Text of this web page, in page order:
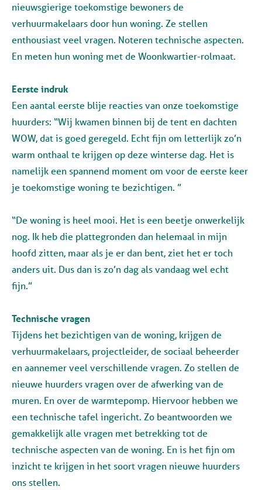
nieuwsgierige toekomstige bewoners de
verhuurmakelaars door hun woning. Ze stellen
enthousiast veel vragen. Noteren technische aspecten.
En meten hun woning met de Woonkwartier-rolmaat.
Eerste indruk
Een aantal eerste blije reacties van onze toekomstige
huurders: “Wij kwamen binnen bij de tent en dachten
WOW, dat is goed geregeld. Echt fijn om letterlijk zo’n
warm onthaal te krijgen op deze winterse dag. Het is
namelijk een spannend moment om voor de eerste keer
je toekomstige woning te bezichtigen. ”
“De woning is heel mooi. Het is een beetje onwerkelijk
nog. Ik heb die plattegronden dan helemaal in mijn
hoofd zitten, maar als je er dan bent, ziet het er toch
anders uit. Dus dan is zo’n dag als vandaag wel echt
fijn.”
Technische vragen
Tijdens het bezichtigen van de woning, krijgen de
verhuurmakelaars, projectleider, de sociaal beheerder
en aannemer veel verschillende vragen. Zo stellen de
nieuwe huurders vragen over de afwerking van de
muren. En over de warmtepomp. Hiervoor hebben we
een technische tafel ingericht. Zo beantwoorden we
gemakkelijk alle vragen met betrekking tot de
technische aspecten van de woning. En is het fijn om
inzicht te krijgen in het soort vragen nieuwe huurders
ons stellen.